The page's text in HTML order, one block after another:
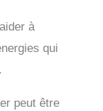
à
qui
peut être